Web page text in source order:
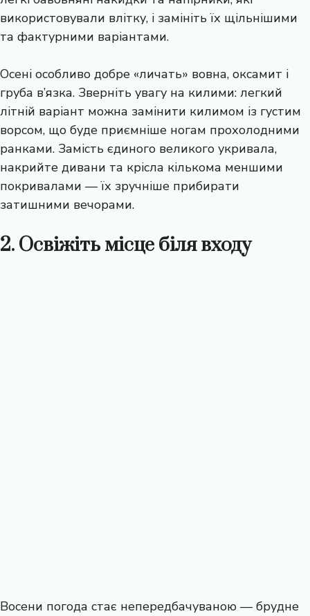
використовували влітку, і замініть їх щільнішими
та фактурними варіантами.
Осені особливо добре «личать» вовна, оксамит і
груба в’язка. Зверніть увагу на килими: легкий
літній варіант можна замінити килимом із густим
ворсом, що буде приємніше ногам прохолодними
ранками. Замість єдиного великого укривала,
накрийте дивани та крісла кількома меншими
покривалами — їх зручніше прибирати
затишними вечорами.
2. Освіжіть місце біля входу
Восени погода стає непередбачуваною — брудне